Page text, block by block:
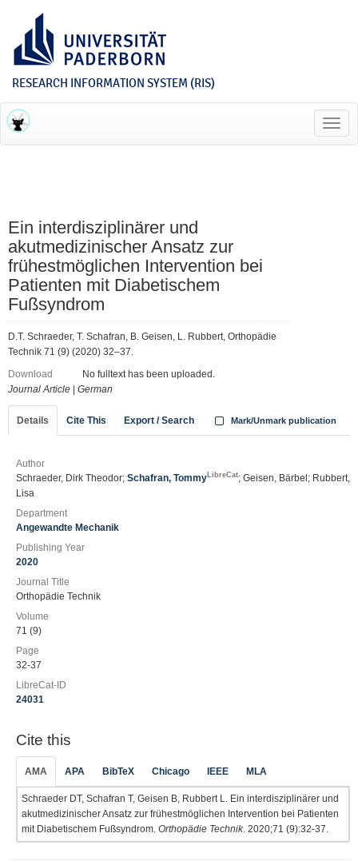
RESEARCH INFORMATION SYSTEM (RIS)
Ein interdisziplinärer und
akutmedizinischer Ansatz zur
frühestmöglichen Intervention bei
Patienten mit Diabetischem
Fußsyndrom
D.T. Schraeder, T. Schafran, B. Geisen, L. Rubbert, Orthopädie
Technik 71 (9) (2020) 32–37.
Download
No fulltext has been uploaded.
Journal Article
German
Details Cite This Export / Search Mark/Unmark publication
Author
Schraeder, Dirk Theodor; Schafran, Tommy LibreCat; Geisen, Bärbel; Rubbert,
Lisa
Department
Angewandte Mechanik
Publishing Year
2020
Journal Title
Orthopädie Technik
Volume
71 (9)
Page
32-37
LibreCat-ID
24031
Cite this
AMA APA BibTeX Chicago IEEE MLA
Schraeder DT, Schafran T, Geisen B, Rubbert L. Ein interdisziplinärer und
akutmedizinischer Ansatz zur frühestmöglichen Intervention bei Patienten
mit Diabetischem Fußsyndrom. Orthopädie Technik. 2020;71 (9):32-37.